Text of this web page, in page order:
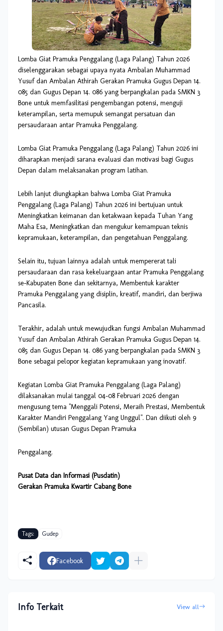
Lomba Giat Pramuka Penggalang (Laga Palang) Tahun 2026
diselenggarakan sebagai upaya nyata Ambalan Muhammad
Yusuf dan Ambalan Athirah Gerakan Pramuka Gugus Depan 14.
085 dan Gugus Depan 14. 086 yang berpangkalan pada SMKN 3
Bone untuk memfasilitasi pengembangan potensi, menguji
keterampilan, serta memupuk semangat persatuan dan
persaudaraan antar Pramuka Penggalang.
Lomba Giat Pramuka Penggalang (Laga Palang) Tahun 2026 ini
diharapkan menjadi sarana evaluasi dan motivasi bagi Gugus
Depan dalam melaksanakan program latihan.
Lebih lanjut diungkapkan bahwa Lomba Giat Pramuka
Penggalang (Laga Palang) Tahun 2026 ini bertujuan untuk
Meningkatkan keimanan dan ketakwaan kepada Tuhan Yang
Maha Esa, Meningkatkan dan mengukur kemampuan teknis
kepramukaan, keterampilan, dan pengetahuan Penggalang.
Selain itu, tujuan lainnya adalah untuk mempererat tali
persaudaraan dan rasa kekeluargaan antar Pramuka Penggalang
se-Kabupaten Bone dan sekitarnya, Membentuk karakter
Pramuka Penggalang yang disiplin, kreatif, mandiri, dan berjiwa
Pancasila.
Terakhir, adalah untuk mewujudkan fungsi Ambalan Muhammad
Yusuf dan Ambalan Athirah Gerakan Pramuka Gugus Depan 14.
085 dan Gugus Depan 14. 086 yang berpangkalan pada SMKN 3
Bone sebagai pelopor kegiatan kepramukaan yang inovatif.
Kegiatan Lomba Giat Pramuka Penggalang (Laga Palang)
dilaksanakan mulai tanggal 04-08 Februari 2026 dengan
mengusung tema "Menggali Potensi, Meraih Prestasi, Membentuk
Karakter Mandiri Penggalang Yang Unggul". Dan diikuti oleh 9
(Sembilan) utusan Gugus Depan Pramuka
Penggalang.
Pusat Data dan Informasi (Pusdatin)
Gerakan Pramuka Kwartir Cabang Bone
Tags: Gudep
Facebook
Info Terkait View all